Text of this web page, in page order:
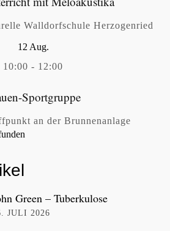
Walldorfschule Herzogenried
12 Aug.
10:00 - 12:00
Sportgruppe
an der Brunnenanlage
Green – Tuberkulose
JULI 2026